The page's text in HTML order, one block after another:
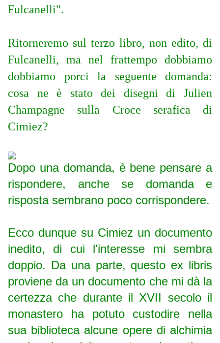
Fulcanelli".
Ritorneremo sul terzo libro, non edito, di
Fulcanelli, ma nel frattempo dobbiamo
dobbiamo porci la seguente domanda:
cosa ne è stato dei disegni di Julien
Champagne sulla Croce serafica di
Cimiez?
Dopo una domanda, è bene pensare a
rispondere, anche se domanda e
risposta sembrano poco corrispondere.
Ecco dunque su Cimiez un documento
inedito, di cui l'interesse mi sembra
doppio. Da una parte, questo ex libris
proviene da un documento che mi dà la
certezza che durante il XVII secolo il
monastero ha potuto custodire nella
sua biblioteca alcune opere di alchimia